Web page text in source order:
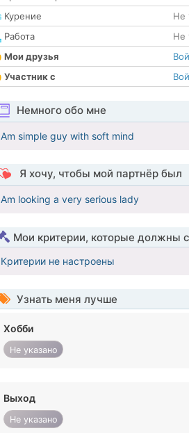
Курение
Не
Работа
Не
Мои друзья
Участник с
Немного обо мне
Am simple guy with soft mind
Я хочу, чтобы мой партнёр был
Am looking a very serious lady
Мои критерии, которые должны
Критерии не настроены
Узнать меня лучше
Хобби
Не указано
Выход
Не указано